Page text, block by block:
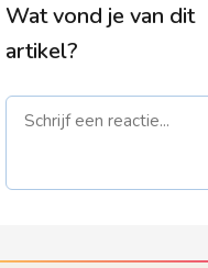
Wat vond je van dit
artikel?